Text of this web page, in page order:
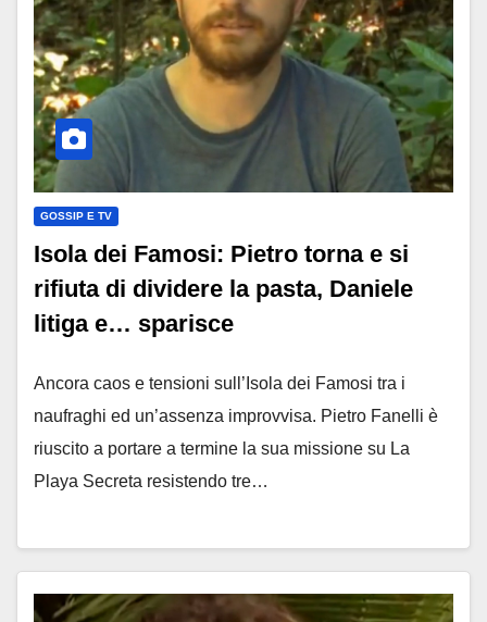
GOSSIP E TV
Isola dei Famosi: Pietro torna e si
rifiuta di dividere la pasta, Daniele
litiga e… sparisce
Ancora caos e tensioni sull’Isola dei Famosi tra i
naufraghi ed un’assenza improvvisa. Pietro Fanelli è
riuscito a portare a termine la sua missione su La
Playa Secreta resistendo tre…